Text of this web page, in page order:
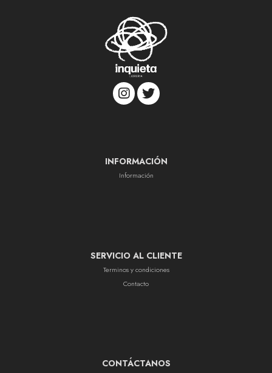
INFORMACIÓN
Información
SERVICIO AL CLIENTE
Terminos y condiciones
Contacto
CONTÁCTANOS